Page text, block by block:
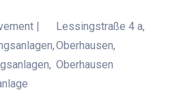
|
Lessingstraße 4 a,
Oberhausen,
Oberhausen